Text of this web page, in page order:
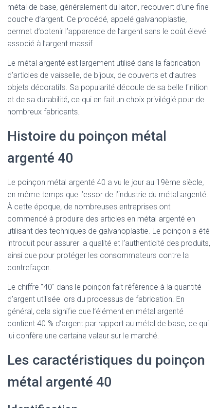
métal de base, généralement du laiton, recouvert d’une fine
couche d’argent. Ce procédé, appelé galvanoplastie,
permet d’obtenir l’apparence de l’argent sans le coût élevé
associé à l’argent massif.
Le métal argenté est largement utilisé dans la fabrication
d’articles de vaisselle, de bijoux, de couverts et d’autres
objets décoratifs. Sa popularité découle de sa belle finition
et de sa durabilité, ce qui en fait un choix privilégié pour de
nombreux fabricants.
Histoire du poinçon métal
argenté 40
Le poinçon métal argenté 40 a vu le jour au 19ème siècle,
en même temps que l’essor de l’industrie du métal argenté.
À cette époque, de nombreuses entreprises ont
commencé à produire des articles en métal argenté en
utilisant des techniques de galvanoplastie. Le poinçon a été
introduit pour assurer la qualité et l’authenticité des produits,
ainsi que pour protéger les consommateurs contre la
contrefaçon.
Le chiffre "40" dans le poinçon fait référence à la quantité
d’argent utilisée lors du processus de fabrication. En
général, cela signifie que l’élément en métal argenté
contient 40 % d’argent par rapport au métal de base, ce qui
lui confère une certaine valeur sur le marché.
Les caractéristiques du poinçon
métal argenté 40